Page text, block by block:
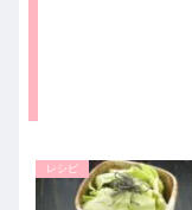
レシピ